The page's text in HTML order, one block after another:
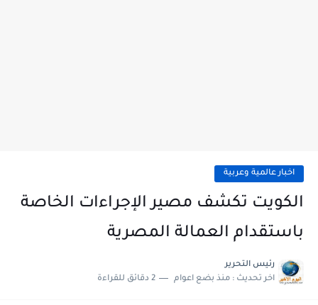
اخبار عالمية وعربية
الكويت تكشف مصير الإجراءات الخاصة
باستقدام العمالة المصرية
رئيس التحرير
اخر تحديث : منذ بضع اعوام 2 دقائق للقراءة